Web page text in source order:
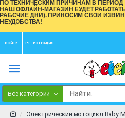
ПО ТЕХНИЧЕСКИМ ПРИЧИНАМ В ПЕРИОД С
НАШ ОФЛАЙН-МАГАЗИН БУДЕТ РАБОТАТЬ
РАБОЧИЕ ДНИ). ПРИНОСИМ СВОИ
НЕУДОБСТВА!
ВОЙТИ РЕГИСТРАЦИЯ
Все категории
Электрический мотоцикл Baby